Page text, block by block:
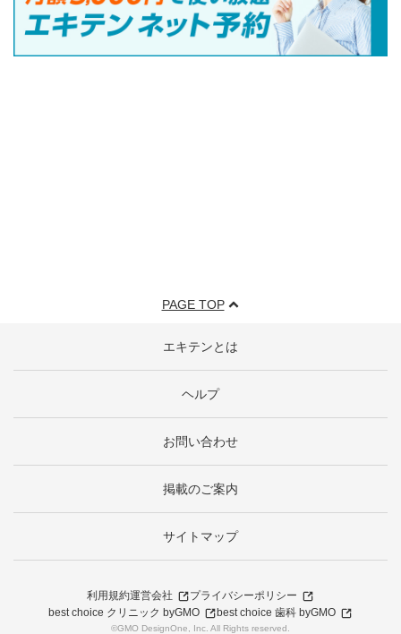
PAGE TOP
エキテンとは
ヘルプ
お問い合わせ
掲載のご案内
サイトマップ
利用規約運営会社
プライバシーポリシー
best choice クリニック byGMO
best choice 歯科 byGMO
©GMO DesignOne, Inc. All Rights reserved.